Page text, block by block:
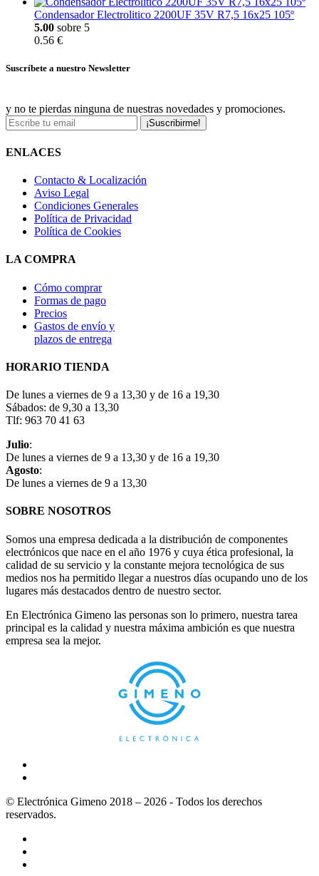
Condensador Electrolitico 2200UF 35V R7,5 16x25 105º
5.00 sobre 5
0.56 €
Suscríbete a nuestro Newsletter
y no te pierdas ninguna de nuestras novedades y promociones.
¡Suscribirme!
ENLACES
Contacto & Localización
Aviso Legal
Condiciones Generales
Política de Privacidad
Política de Cookies
LA COMPRA
Cómo comprar
Formas de pago
Precios
Gastos de envío y
plazos de entrega
HORARIO TIENDA
De lunes a viernes de 9 a 13,30 y de 16 a 19,30
Sábados: de 9,30 a 13,30
Tlf: 963 70 41 63
Julio:
De lunes a viernes de 9 a 13,30 y de 16 a 19,30
Agosto:
De lunes a viernes de 9 a 13,30
SOBRE NOSOTROS
Somos una empresa dedicada a la distribución de componentes
electrónicos que nace en el año 1976 y cuya ética profesional, la
calidad de su servicio y la constante mejora tecnológica de sus
medios nos ha permitido llegar a nuestros días ocupando uno de los
lugares más destacados dentro de nuestro sector.
En Electrónica Gimeno las personas son lo primero, nuestra tarea
principal es la calidad y nuestra máxima ambición es que nuestra
empresa sea la mejor.
© Electrónica Gimeno 2018 – 2026 - Todos los derechos
reservados.